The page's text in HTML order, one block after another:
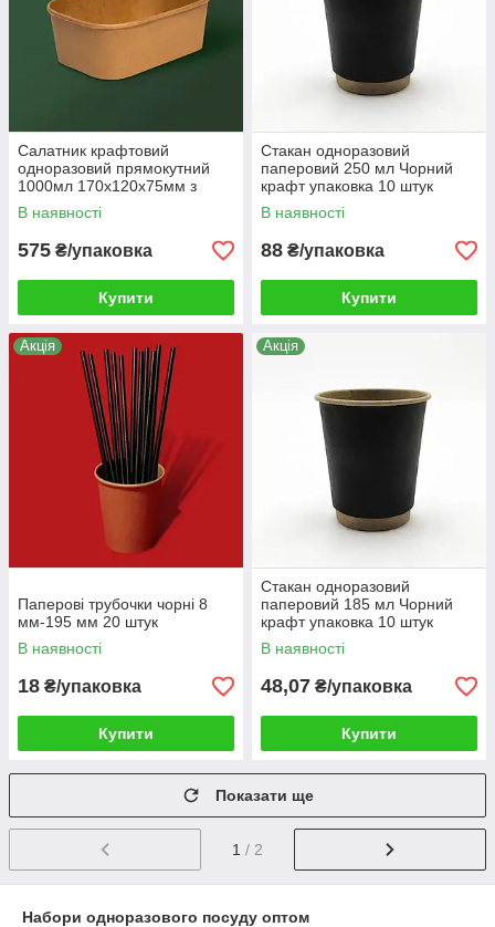
Салатник крафтовий
одноразовий прямокутний
1000мл 170x120x75мм з
кришкою 50 шт/уп
В наявності
575 ₴/упаковка
Купити
Стакан одноразовий
паперовий 250 мл Чорний
крафт упаковка 10 штук
В наявності
88 ₴/упаковка
Купити
Акція
Паперові трубочки чорні 8
мм-195 мм 20 штук
В наявності
18 ₴/упаковка
Купити
Акція
Стакан одноразовий
паперовий 185 мл Чорний
крафт упаковка 10 штук
В наявності
48,07 ₴/упаковка
Купити
Показати ще
1 / 2
Набори одноразового посуду оптом